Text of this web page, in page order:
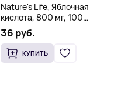
Nature's Life, Яблочная
кислота, 800 мг, 100
вегетарианских капсул
36 руб.
КУПИТЬ